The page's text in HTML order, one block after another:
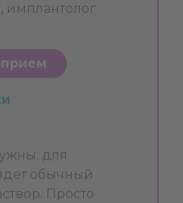
имплантолог
прием
для
обычный
Просто